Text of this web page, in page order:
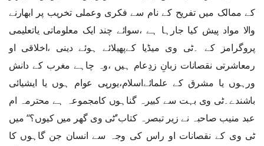
کے ممالک میں تفریح کے نام سے فکری وعملی تخریب پر ابھارنے
والا مواد پیش کیا جارہا ہے ،سوائے چند ایک معلوماتی یاتعلیمی
پروگرامز کے ۔ٹی وی میڈیا کےپھیلائے ہوئے دینی ،اخلاقی او
رمعاشرتی نقصانات زبانِ زدِعام ہیں ،وہ چاہے مغرب کے دانش
ورہوں یا مشرق کے علمائےاسلام،یورپی عوام ہوں یا ایشیائی
باشندے۔ٹی وی بہت سے کبیرہ گناہوں کامجموعہ ہے محترمہ ام
عبد منیب صاحبہ نے زیر تبصرہ کتاب’’ٹی وی گھر میں کیوں؟‘‘ میں
ٹی وی کے نقصانات او راس کی وجہ سے انسان جن گاہوں کا